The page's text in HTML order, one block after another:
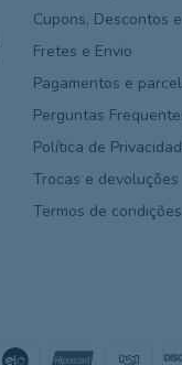
Cupons, Descontos
Fretes e Envio
Pagamentos e
Perguntas
Política de
Trocas e devoluções
Termos de